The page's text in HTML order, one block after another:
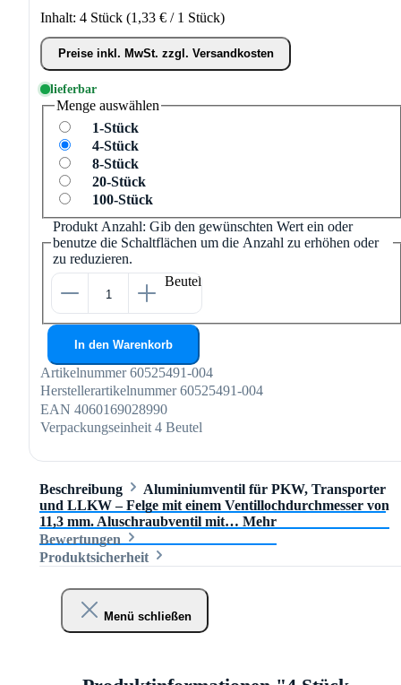
Inhalt: 4 Stück (1,33 € / 1 Stück)
Preise inkl. MwSt. zzgl. Versandkosten
lieferbar
Menge auswählen
1-Stück
4-Stück
8-Stück
20-Stück
100-Stück
Produkt Anzahl: Gib den gewünschten Wert ein oder
benutze die Schaltflächen um die Anzahl zu erhöhen oder
zu reduzieren.
Beutel
In den Warenkorb
Artikelnummer 60525491-004
Herstellerartikelnummer 60525491-004
EAN 4060169028990
Verpackungseinheit 4 Beutel
Beschreibung
Aluminiumventil für PKW, Transporter
und LLKW – Felge mit einem Ventillochdurchmesser von
11,3 mm. Aluschraubventil mit… Mehr
Bewertungen
Produktsicherheit
Menü schließen